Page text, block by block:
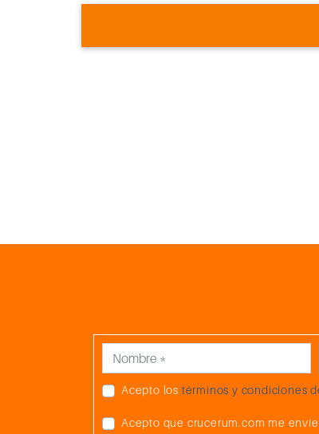
Acepto los términos y condiciones
Acepto que crucerum.com me